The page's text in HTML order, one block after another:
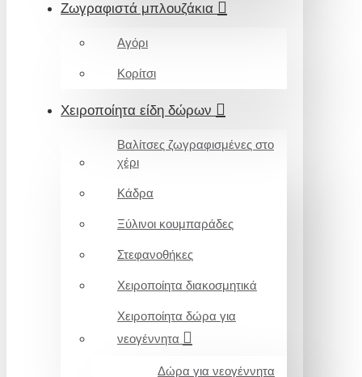
Ζωγραφιστά μπλουζάκια
Αγόρι
Κορίτσι
Χειροποίητα είδη δώρων
Βαλίτσες ζωγραφισμένες στο
χέρι
Κάδρα
Ξύλινοι κουμπαράδες
Στεφανοθήκες
Χειροποίητα διακοσμητικά
Χειροποίητα δώρα για
νεογέννητα
Δώρα για νεογέννητα